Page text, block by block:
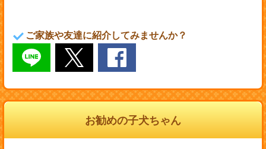
ご家族や友達に紹介してみませんか？
お勧めの子犬ちゃん